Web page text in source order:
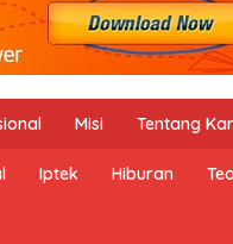
Misi Tentang
Iptek Hiburan